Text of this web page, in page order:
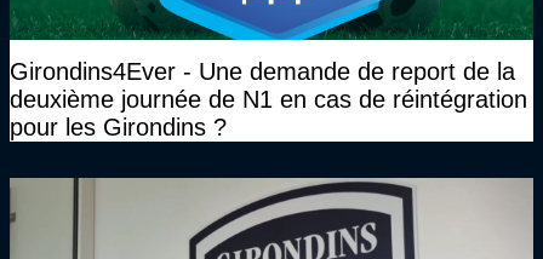
Girondins4Ever - Une demande de report de la
deuxième journée de N1 en cas de réintégration
pour les Girondins ?